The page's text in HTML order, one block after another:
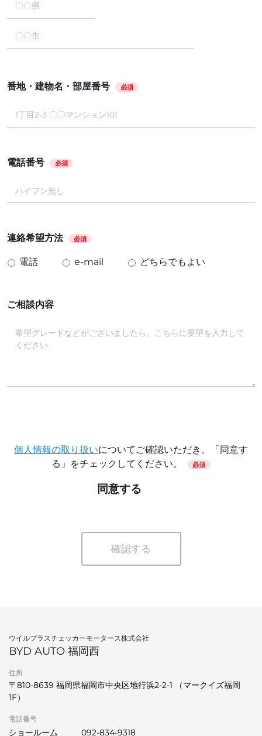
番地・建物名・部屋番号 必須
電話番号 必須
連絡希望方法 必須
電話 e-mail どちらでもよい
ご相談内容
個人情報の取り扱いについてご確認いただき、「同意す
る」をチェックしてください。
必須
同意する
確認する
ウイルプラスチェッカーモータース株式会社
BYD AUTO 福岡西
住所
〒810-8639 福岡県福岡市中央区地行浜2-2-1 （マークイズ福岡
1F）
電話番号
ショールーム
092-834-9318